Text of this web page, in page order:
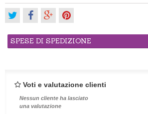
SPESE DI SPEDIZIONE
Voti e valutazione clienti
Nessun cliente ha lasciato
una valutazione